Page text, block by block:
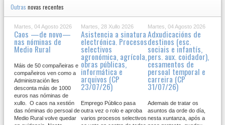
Outras novas recentes
Martes, 04 Agosto 2026
Caos —de novo—
nas nóminas de
Medio Rural
Máis de 50 compañeiras e
compañeiros ven como a
Administración lles
desconta máis de 1000
euros nas nóminas de
xullo. O caos na xestión
das nóminas do persoal de
Medio Rural volve quedar
Martes, 28 Xullo 2026
Asistencia a sinatura
electrónica. Procesos
selectivos
agronómica, agrícola,
obras públicas,
informática e
arquivos (CP
23/07/26)
Emprego Público pasa
outra vez o rolo e aproba
varios procesos selectivos
Martes, 04 Agosto 2026
Adxudicacións de
destinos (esc.
sociais e infantís,
pers. aux. coidador),
cesamentos de
persoal temporal e
carreira (CP
31/07/26)
Ademais de tratar os
asuntos da orde do día,
nesta xuntanza, após a